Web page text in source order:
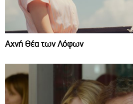
Αχνή Θέα των Λόφων